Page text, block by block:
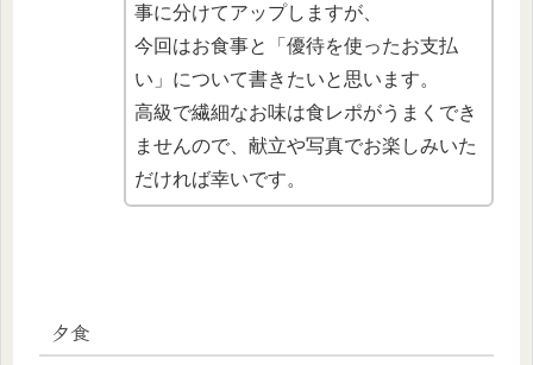
事に分けてアップしますが、
今回はお食事と「優待を使ったお支払
い」について書きたいと思います。
高級で繊細なお味は食レポがうまくでき
ませんので、献立や写真でお楽しみいた
だければ幸いです。
夕食